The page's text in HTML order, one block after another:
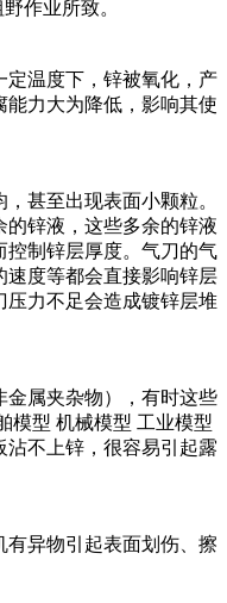
作业所致。
定温度下，锌被氧化，产
力大为降低，影响其使
甚至出现表面小颗粒。
的锌液，这些多余的锌液
控制锌层厚度。气刀的气
速度等都会直接影响锌层
压力不足会造成镀锌层堆
金属夹杂物），有时这些
模型 机械模型 工业模型
不上锌，很容易引起露
异物引起表面划伤、擦